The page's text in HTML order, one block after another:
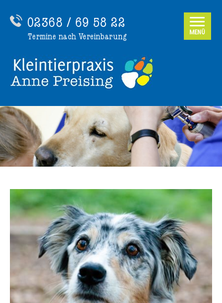
02368 / 69 58 22
Termine nach Vereinbarung
MENÜ